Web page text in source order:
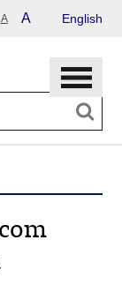
English
A A